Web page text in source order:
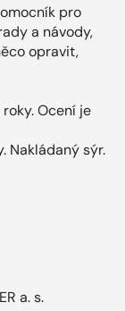
pro
a návody,
opravit,
Ocení je
Nakládaný sýr.
a. s.